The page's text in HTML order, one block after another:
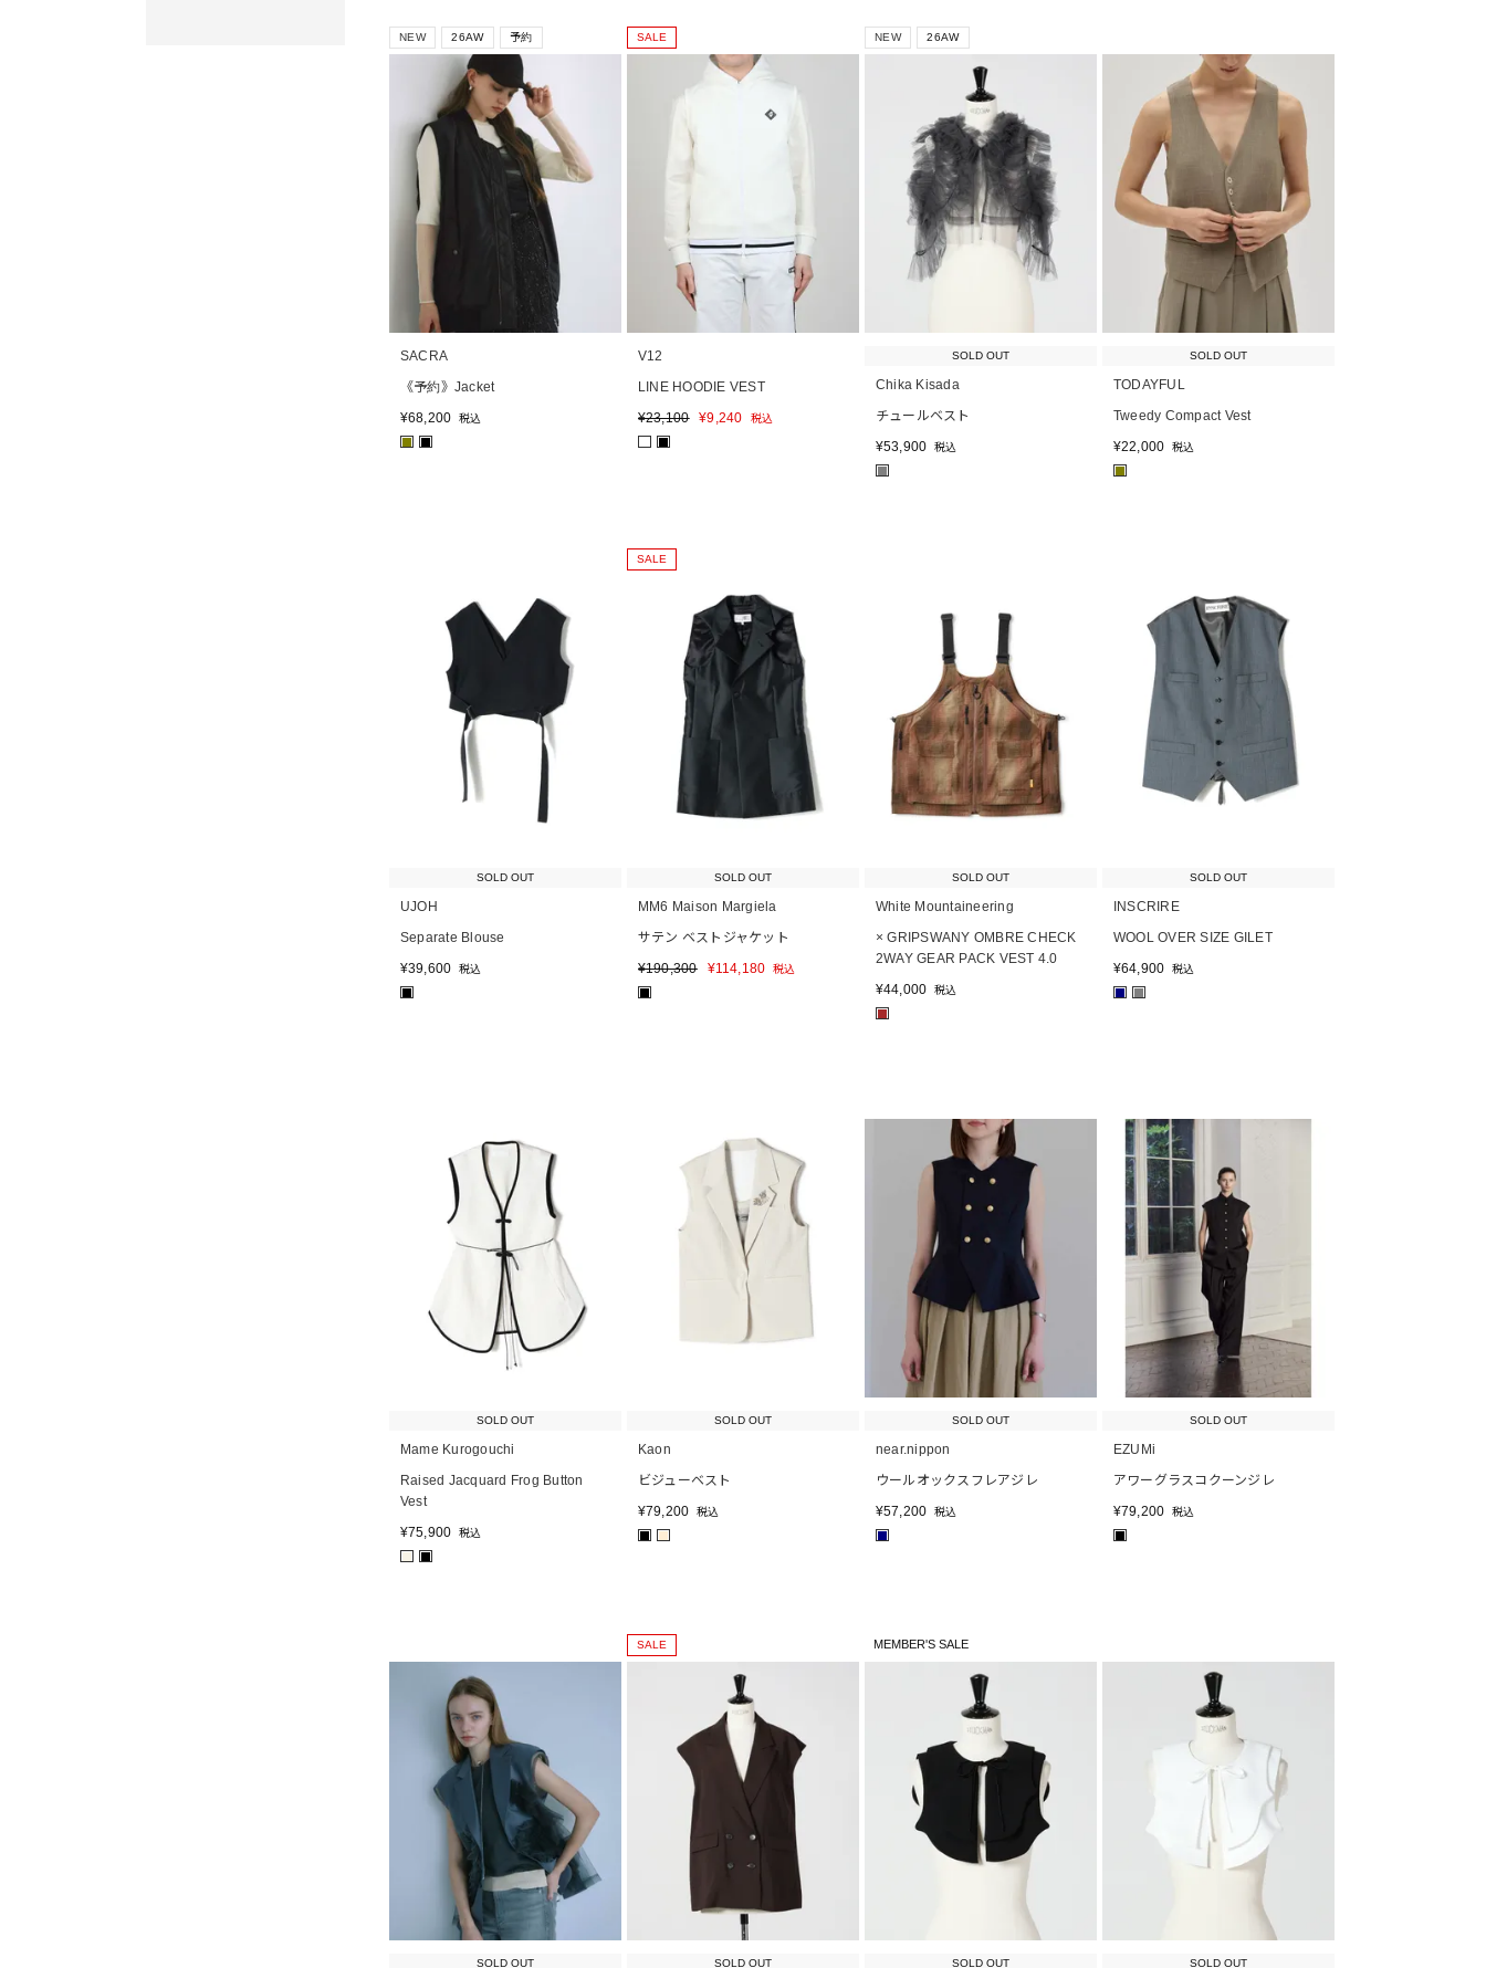
NEW 26AW 予約
SACRA
《予約》Jacket
¥68,200 税込
■ ■
SALE
V12
LINE HOODIE VEST
¥23,100 ¥9,240 税込
■
SOLD OUT
NEW 26AW
Chika Kisada
チュールベスト
¥53,900 税込
■
SOLD OUT
TODAYFUL
Tweedy Compact Vest
¥22,000 税込
■
SOLD OUT
UJOH
Separate Blouse
¥39,600 税込
■
SOLD OUT
SALE
MM6 Maison Margiela
サテン ベストジャケット
¥190,300 ¥114,180 税込
■
SOLD OUT
White Mountaineering
× GRIPSWANY OMBRE CHECK
2WAY GEAR PACK VEST 4.0
¥44,000 税込
■
SOLD OUT
INSCRIRE
WOOL OVER SIZE GILET
¥64,900 税込
■ ■
SOLD OUT
Mame Kurogouchi
Raised Jacquard Frog Button
Vest
¥75,900 税込
■ ■
SOLD OUT
Kaon
ビジューベスト
¥79,200 税込
■ ■
SOLD OUT
near.nippon
ウールオックスフレアジレ
¥57,200 税込
■
SOLD OUT
EZUMi
アワーグラスコクーンジレ
¥79,200 税込
■
SOLD OUT SOLD OUT
SALE
SOLD OUT
MEMBER'S SALE
SOLD OUT